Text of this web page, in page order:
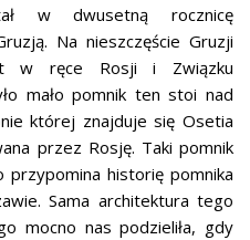
w dwusetną rocznicę
Na nieszczęście Gruzji
w ręce Rosji i Związku
mało pomnik ten stoi nad
której znajduje się Osetia
przez Rosję. Taki pomnik
historię pomnika
Sama architektura tego
mocno nas podzieliła, gdy